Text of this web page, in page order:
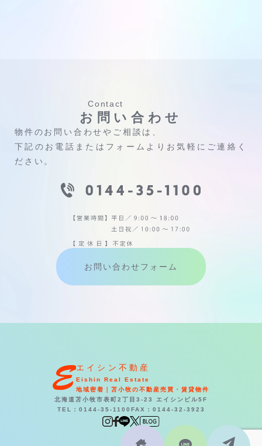
Contact
お問い合わせ
物件のお問い合わせやご相談は、
下記のお電話またはフォームよりお気軽にご連絡く
ださい。
お問い合わせフォーム
エイシン不動産
Eishin Real Estate
地域密着｜苫小牧の不動産売買・賃貸物件
北海道苫小牧市表町2丁目3-23 エイシンビル5F
TEL：0144-35-1100 FAX：0144-32-3923